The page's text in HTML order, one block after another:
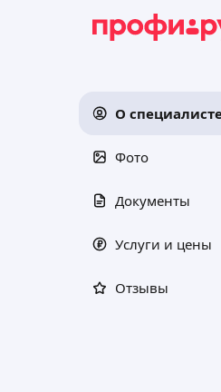
О
Фото
Документы
Услуги и цены
Отзывы